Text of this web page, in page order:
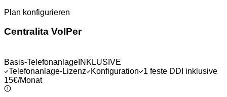
Plan konfigurieren
Centralita VoIPer
Basis-Telefonanlage INKLUSIVE
Telefonanlage-Lizenz
Konfiguration
1 feste DDI inklusive
15€/Monat